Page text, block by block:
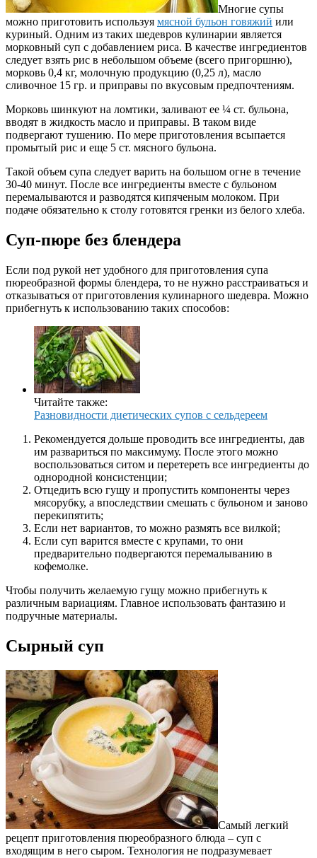
Многие супы
можно приготовить используя мясной бульон говяжий или
куриный. Одним из таких шедевров кулинарии является
морковный суп с добавлением риса. В качестве ингредиентов
следует взять рис в небольшом объеме (всего пригоршню),
морковь 0,4 кг, молочную продукцию (0,25 л), масло
сливочное 15 гр. и приправы по вкусовым предпочтениям.
Морковь шинкуют на ломтики, заливают ее ¼ ст. бульона,
вводят в жидкость масло и приправы. В таком виде
подвергают тушению. По мере приготовления всыпается
промытый рис и еще 5 ст. мясного бульона.
Такой объем супа следует варить на большом огне в течение
30-40 минут. После все ингредиенты вместе с бульоном
перемалываются и разводятся кипяченым молоком. При
подаче обязательно к столу готовятся гренки из белого хлеба.
Суп-пюре без блендера
Если под рукой нет удобного для приготовления супа
пюреобразной формы блендера, то не нужно расстраиваться и
отказываться от приготовления кулинарного шедевра. Можно
прибегнуть к использованию таких способов:
Читайте также:
Разновидности диетических супов с сельдереем
Рекомендуется дольше проводить все ингредиенты, дав
им развариться по максимуму. После этого можно
воспользоваться ситом и перетереть все ингредиенты до
однородной консистенции;
Отцедить всю гущу и пропустить компоненты через
мясорубку, а впоследствии смешать с бульоном и заново
перекипятить;
Если нет вариантов, то можно размять все вилкой;
Если суп варится вместе с крупами, то они
предварительно подвергаются перемалыванию в
кофемолке.
Чтобы получить желаемую гущу можно прибегнуть к
различным вариациям. Главное использовать фантазию и
подручные материалы.
Сырный суп
Самый легкий
рецепт приготовления пюреобразного блюда – суп с
входящим в него сыром. Технология не подразумевает